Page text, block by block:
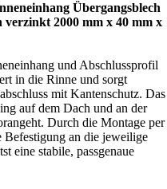
Übergangsblech
2000 mm x 40 mm x
und Abschlussprofil
in die Rinne und sorgt
mit Kantenschutz. Das
auf dem Dach und an der
Durch die Montage per
Befestigung an die jeweilige
eine stabile, passgenaue